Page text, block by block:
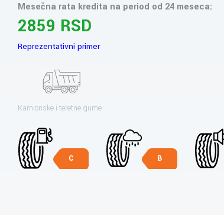
Mesečna rata kredita na period od 24 meseca:
2859 RSD
Reprezentativni primer
Kamionske i teretne gume
C B